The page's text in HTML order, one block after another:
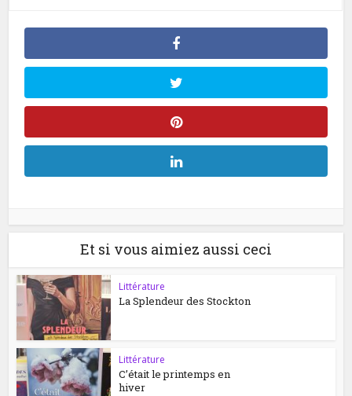
Et si vous aimiez aussi ceci
Littérature
La Splendeur des Stockton
Littérature
C’était le printemps en
hiver